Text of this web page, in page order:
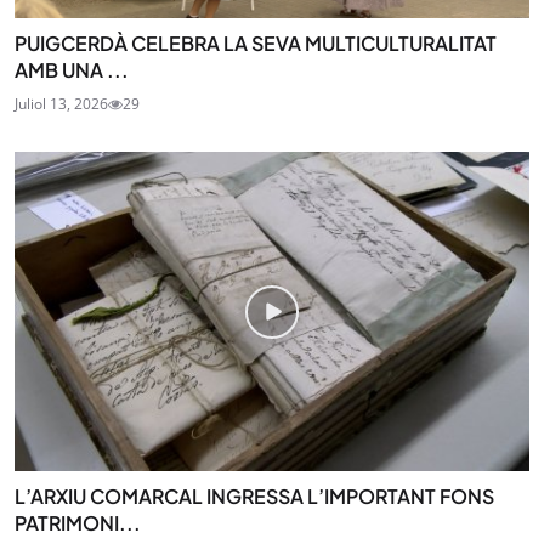
PUIGCERDÀ CELEBRA LA SEVA MULTICULTURALITAT
AMB UNA ...
Juliol 13, 2026 29
L’ARXIU COMARCAL INGRESSA L’IMPORTANT FONS
PATRIMONI...